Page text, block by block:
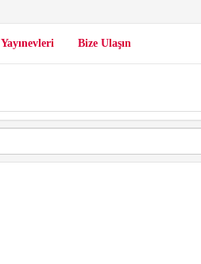
Yayınevleri Bize Ulaşın